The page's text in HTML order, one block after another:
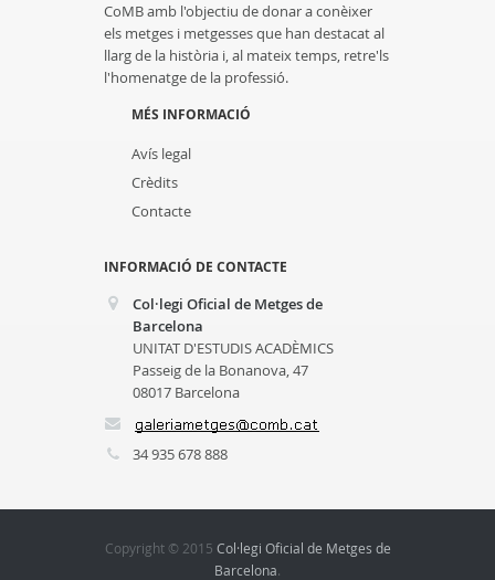
CoMB amb l'objectiu de donar a conèixer
els metges i metgesses que han destacat al
llarg de la història i, al mateix temps, retre'ls
l'homenatge de la professió.
MÉS INFORMACIÓ
Avís legal
Crèdits
Contacte
INFORMACIÓ DE CONTACTE
Col·legi Oficial de Metges de
Barcelona
UNITAT D'ESTUDIS ACADÈMICS
Passeig de la Bonanova, 47
08017 Barcelona
34 935 678 888
Copyright © 2015 Col·legi Oficial de Metges de
Barcelona.